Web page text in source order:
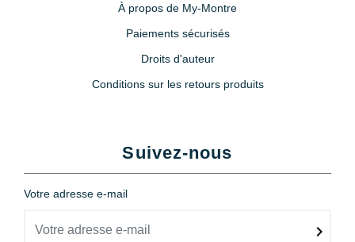
À propos de My-Montre
Paiements sécurisés
Droits d'auteur
Conditions sur les retours produits
Suivez-nous
Votre adresse e-mail